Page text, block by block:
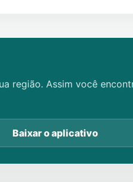
região. Assim você
Baixar o aplicativo